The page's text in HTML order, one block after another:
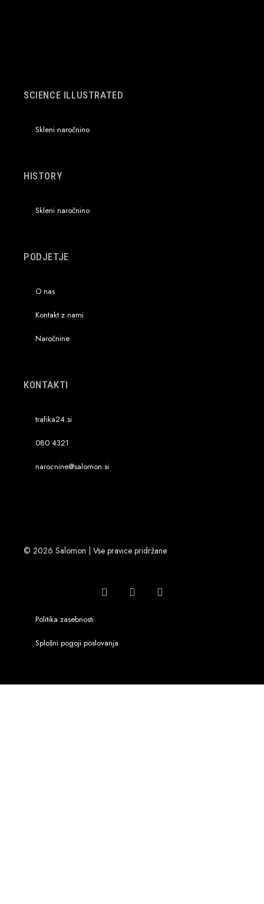
SCIENCE ILLUSTRATED
Skleni naročnino
HISTORY
Skleni naročnino
PODJETJE
O nas
Kontakt z nami
Naročnine
KONTAKTI
trafika24.si
080 4321
narocnine@salomon.si
© 2026 Salomon | Vse pravice pridržane
Politika zasebnosti
Splošni pogoji poslovanja